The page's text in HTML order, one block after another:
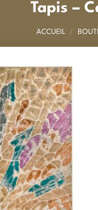
Tapis –
ACCUEIL /